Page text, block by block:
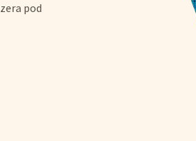
pod